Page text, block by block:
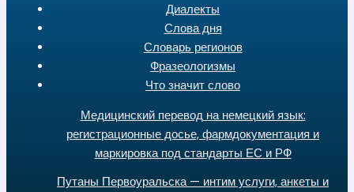
Диалекты
Слова дня
Словарь регионов
Фразеологизмы
Что значит слово
Медицинский перевод на немецкий язык:
регистрационные досье, фармдокументация и
маркировка под стандарты ЕС и РФ
Путаны Первоуральска — интим услуги, анкеты и